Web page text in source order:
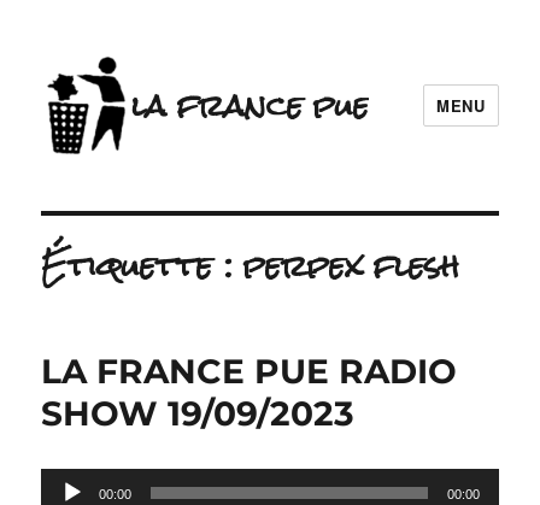
la france pue MENU
Étiquette :perpex flesh
LA FRANCE PUE RADIO
SHOW 19/09/2023
Lecteur00:00 00:00